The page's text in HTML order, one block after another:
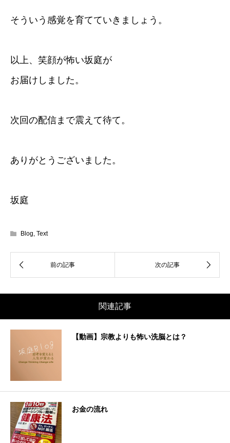
そういう感覚を育てていきましょう。
以上、笑顔が怖い坂庭が
お届けしました。
次回の配信まで震えて待て。
ありがとうございました。
坂庭
Blog, Text
関連記事
【動画】宗教よりも怖い洗脳とは？
お金の流れ